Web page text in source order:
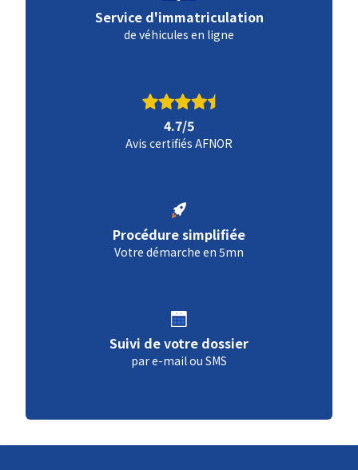
Service d'immatriculation
de véhicules en ligne
4.7/5
Avis certifiés AFNOR
Procédure simplifiée
Votre démarche en 5mn
Suivi de votre dossier
par e-mail ou SMS